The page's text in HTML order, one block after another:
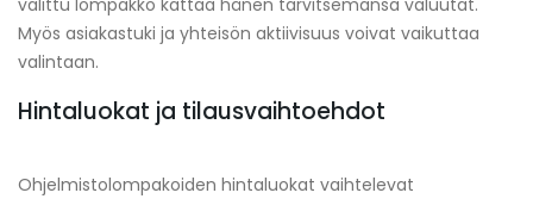
Myös asiakastuki ja yhteisön aktiivisuus voivat vaikuttaa
valintaan.
Hintaluokat ja tilausvaihtoehdot
Ohjelmistolompakoiden hintaluokat vaihtelevat